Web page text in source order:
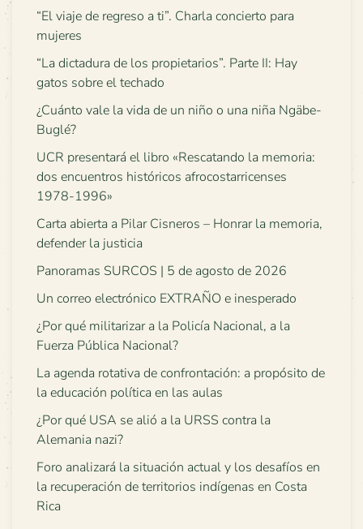
“El viaje de regreso a ti”. Charla concierto para
mujeres
“La dictadura de los propietarios”. Parte II: Hay
gatos sobre el techado
¿Cuánto vale la vida de un niño o una niña Ngäbe-
Buglé?
UCR presentará el libro «Rescatando la memoria:
dos encuentros históricos afrocostarricenses
1978-1996»
Carta abierta a Pilar Cisneros – Honrar la memoria,
defender la justicia
Panoramas SURCOS | 5 de agosto de 2026
Un correo electrónico EXTRAÑO e inesperado
¿Por qué militarizar a la Policía Nacional, a la
Fuerza Pública Nacional?
La agenda rotativa de confrontación: a propósito de
la educación política en las aulas
¿Por qué USA se alió a la URSS contra la
Alemania nazi?
Foro analizará la situación actual y los desafíos en
la recuperación de territorios indígenas en Costa
Rica